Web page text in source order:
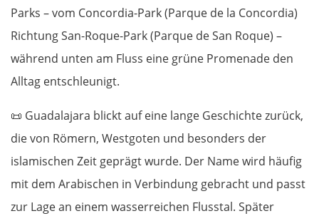
Parks – vom Concordia-Park (Parque de la Concordia)
Richtung San-Roque-Park (Parque de San Roque) –
während unten am Fluss eine grüne Promenade den
Alltag entschleunigt.
📜 Guadalajara blickt auf eine lange Geschichte zurück,
die von Römern, Westgoten und besonders der
islamischen Zeit geprägt wurde. Der Name wird häufig
mit dem Arabischen in Verbindung gebracht und passt
zur Lage an einem wasserreichen Flusstal. Später